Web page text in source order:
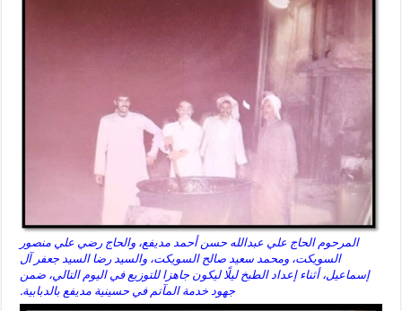
المرحوم الحاج علي عبدالله حسن أحمد مديفع، والحاج رضي علي منصور
السويكت، ومحمد سعيد صالح السويكت، والسيد رضا السيد جعفر آل
إسماعيل، أثناء إعداد الطبخ ليلًا ليكون جاهزا للتوزيع في اليوم التالي، ضمن
جهود خدمة المآتم في حسينية مديفع بالدبابية.